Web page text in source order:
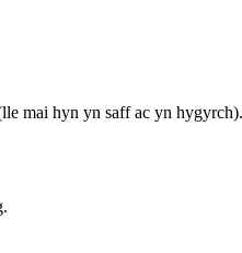
mai hyn yn saff ac yn hygyrch).